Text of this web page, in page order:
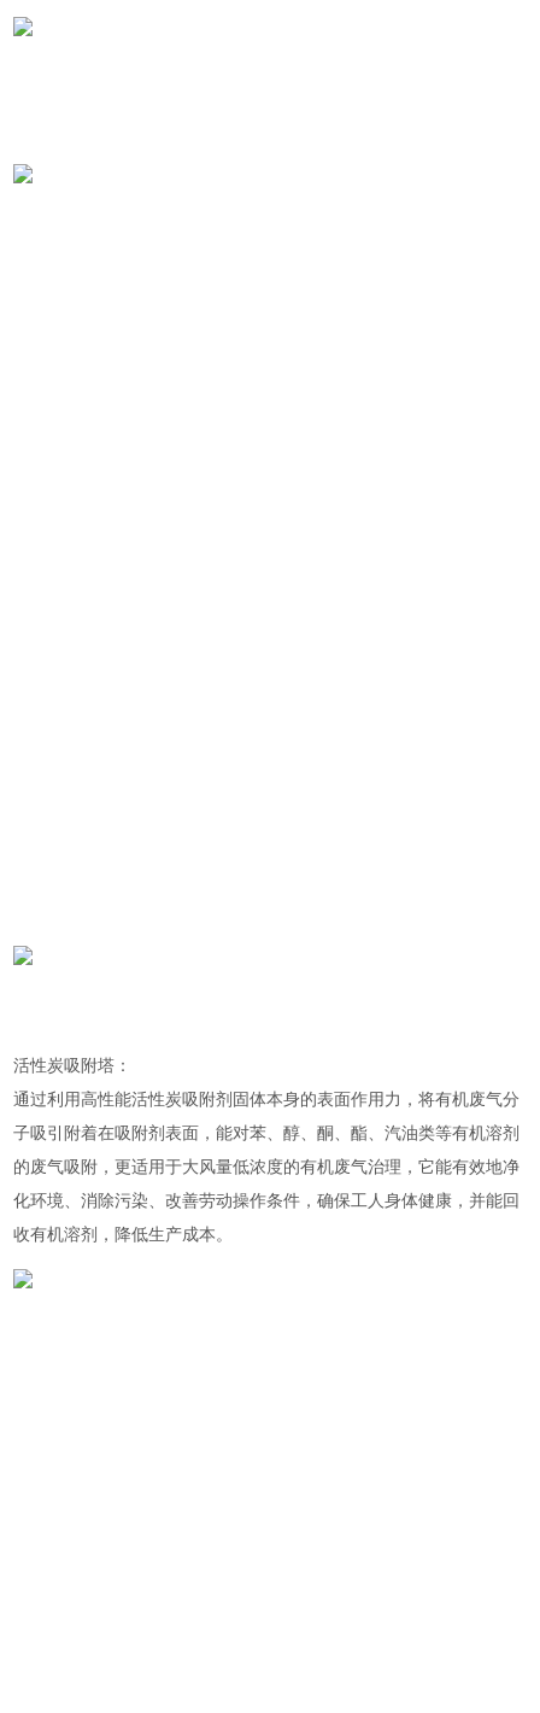
活性炭吸附塔：
通过利用高性能活性炭吸附剂固体本身的表面作用力，将有机废气分
子吸引附着在吸附剂表面，能对苯、醇、酮、酯、汽油类等有机溶剂
的废气吸附，更适用于大风量低浓度的有机废气治理，它能有效地净
化环境、消除污染、改善劳动操作条件，确保工人身体健康，并能回
收有机溶剂，降低生产成本。